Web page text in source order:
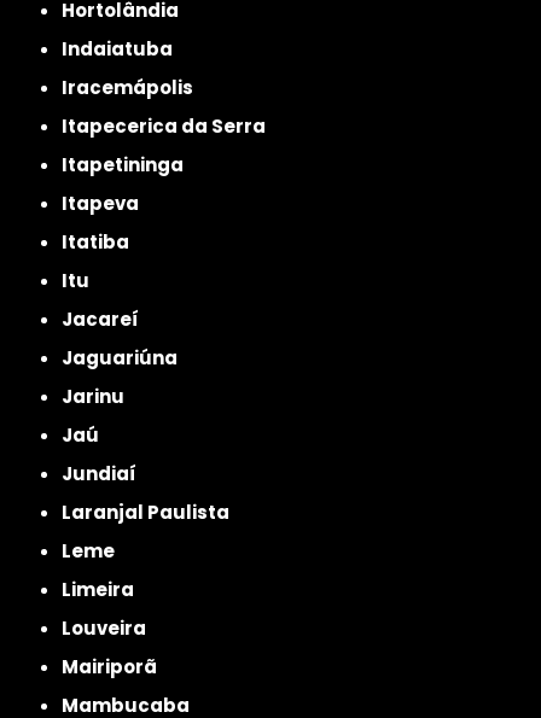
Hortolândia
Indaiatuba
Iracemápolis
Itapecerica da Serra
Itapetininga
Itapeva
Itatiba
Itu
Jacareí
Jaguariúna
Jarinu
Jaú
Jundiaí
Laranjal Paulista
Leme
Limeira
Louveira
Mairiporã
Mambucaba